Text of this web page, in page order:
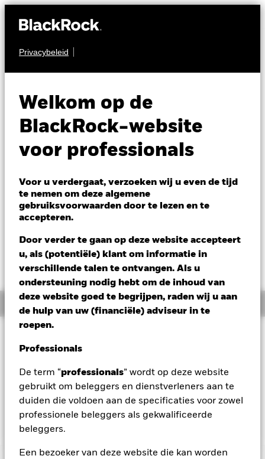
Privacybeleid
Welkom op de
BlackRock-website
voor professionals
Voor u verdergaat, verzoeken wij u even de tijd
te nemen om deze algemene
gebruiksvoorwaarden door te lezen en te
accepteren.
Door verder te gaan op deze website accepteert
u, als (potentiële) klant om informatie in
verschillende talen te ontvangen. Als u
ondersteuning nodig hebt om de inhoud van
deze website goed te begrijpen, raden wij u aan
de hulp van uw (financiële) adviseur in te
roepen.
Professionals
De term “professionals” wordt op deze website
gebruikt om beleggers en dienstverleners aan te
duiden die voldoen aan de specificaties voor zowel
professionele beleggers als gekwalificeerde
beleggers.
Een bezoeker van deze website die kan worden
OBLIGATIES
Markets Bond Fund
NAV per 07/aug/2026
GBP 9,75
Verandering NAV 1 dag per 07/aug/2026
GBP 0,01 (0,10%)
Overzicht
Het Fonds streeft naar een maximaal rendement op uw
opbrengsten uit de activa van het Fonds. Het Fonds belegt
ten minste 70% van zijn totale activa in vastrentende
effecten. Hiertoe behoren obligaties en
geldmarktinstrumenten.